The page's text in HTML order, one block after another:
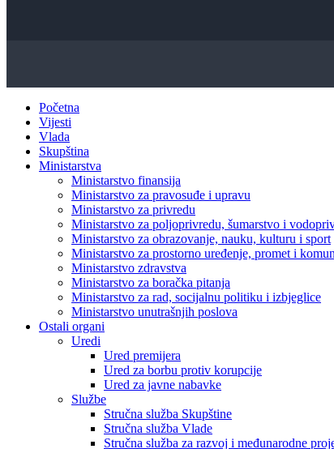
Početna
Vijesti
Vlada
Skupština
Ministarstva
Ministarstvo finansija
Ministarstvo za pravosuđe i upravu
Ministarstvo za privredu
Ministarstvo za poljoprivredu, šumarstvo i
Ministarstvo za obrazovanje, nauku, kulturu i sport
Ministarstvo za prostorno uređenje, promet i
Ministarstvo zdravstva
Ministarstvo za boračka pitanja
Ministarstvo za rad, socijalnu politiku i izbjeglice
Ministarstvo unutrašnjih poslova
Ostali organi
Uredi
Ured premijera
Ured za borbu protiv korupcije
Ured za javne nabavke
Službe
Stručna služba Skupštine
Stručna služba Vlade
Stručna služba za razvoj i međunarodne